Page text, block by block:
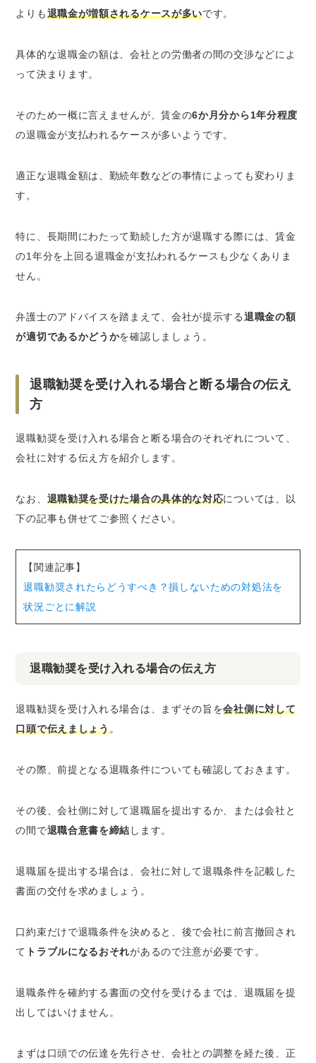
よりも退職金が増額されるケースが多いです。
具体的な退職金の額は、会社との労働者の間の交渉などによ
って決まります。
そのため一概に言えませんが、賃金の6か月分から1年分程度
の退職金が支払われるケースが多いようです。
適正な退職金額は、勤続年数などの事情によっても変わりま
す。
特に、長期間にわたって勤続した方が退職する際には、賃金
の1年分を上回る退職金が支払われるケースも少なくありま
せん。
弁護士のアドバイスを踏まえて、会社が提示する退職金の額
が適切であるかどうかを確認しましょう。
退職勧奨を受け入れる場合と断る場合の伝え
方
退職勧奨を受け入れる場合と断る場合のそれぞれについて、
会社に対する伝え方を紹介します。
なお、 退職勧奨を受けた場合の具体的な対応については、以
下の記事も併せてご参照ください。
【関連記事】
退職勧奨されたらどうすべき？損しないための対処法を
状況ごとに解説
退職勧奨を受け入れる場合の伝え方
退職勧奨を受け入れる場合は、まずその旨を会社側に対して
口頭で伝えましょう。
その際、前提となる退職条件についても確認しておきます。
その後、会社側に対して退職届を提出するか、または会社と
の間で退職合意書を締結 します。
退職届を提出する場合は、会社に対して退職条件を記載した
書面の交付を求めましょう。
口約束だけで退職条件を決めると、後で会社に前言撤回され
て トラブルになるおそれがあるので注意が必要です。
退職条件を確約する書面の交付を受けるまでは、退職届を提
出してはいけません。
まずは口頭での伝達を先行させ、会社との調整を経た後、正